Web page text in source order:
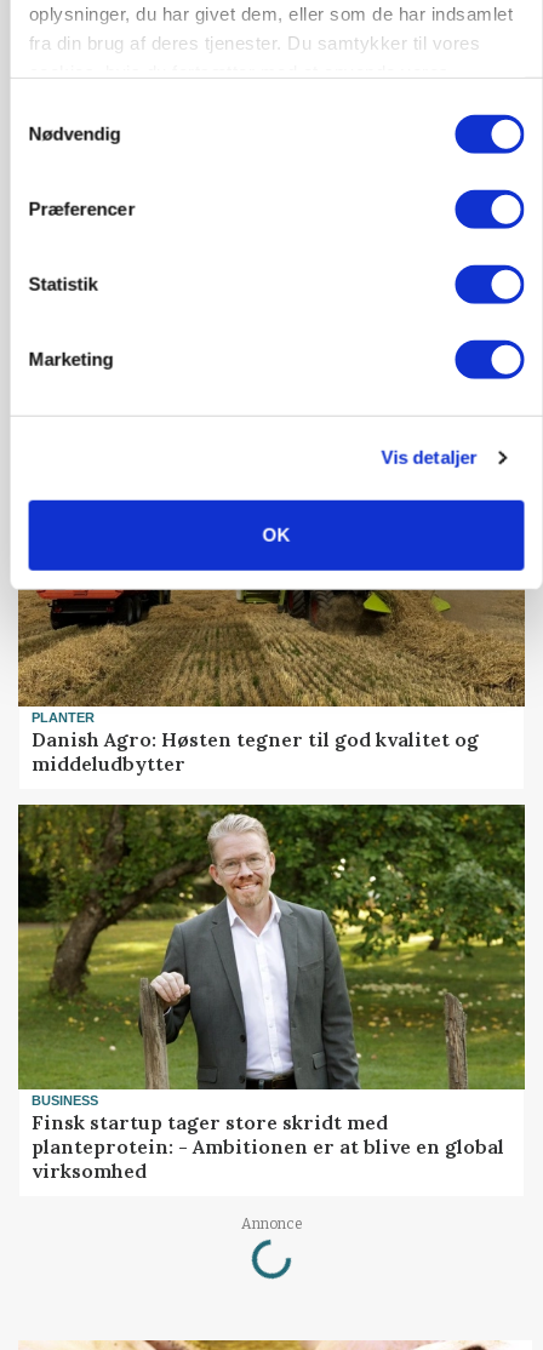
oplysninger, du har givet dem, eller som de har indsamlet
fra din brug af deres tjenester. Du samtykker til vores
Nødvendig
Præferencer
Statistik
Marketing
Vis detaljer
OK
Grambogård får oksekød på menuen hos
PLANTER
Danish Agro: Høsten tegner til god kvalitet og
middeludbytter
BUSINESS
Finsk startup tager store skridt med
planteprotein: - Ambitionen er at blive en global
virksomhed
Annonce
Loading...